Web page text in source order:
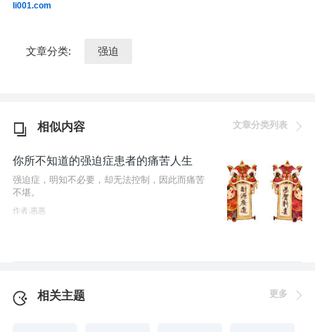
li001.com
文章分类: 强迫
相似内容 文章分类列表
你所不知道的强迫症患者的痛苦人生
强迫症，明知不必要，却无法控制，因此而痛苦
不堪。
作者:惠惠
相关主题 更多